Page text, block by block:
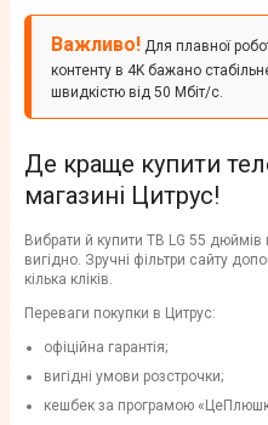
Важливо! Для плавної
контенту в 4K бажано
швидкістю від 50 Мбіт/с.
Де краще купити
магазині Цитрус!
Вибрати й купити ТВ LG 55 дюймів
вигідно. Зручні фільтри сайту
кілька кліків.
Переваги покупки в Цитрус:
офіційна гарантія;
вигідні умови розстрочки;
кешбек за програмою